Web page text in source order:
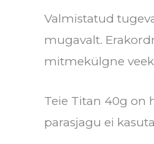
Valmistatud
mugavalt.
mitmekülgne
Teie Titan 40g on
parasjagu ei